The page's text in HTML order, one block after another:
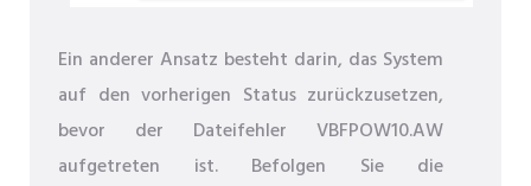
Ein anderer Ansatz besteht darin, das System
auf den vorherigen Status zurückzusetzen,
bevor der Dateifehler VBFPOW10.AW
aufgetreten ist. Befolgen Sie die